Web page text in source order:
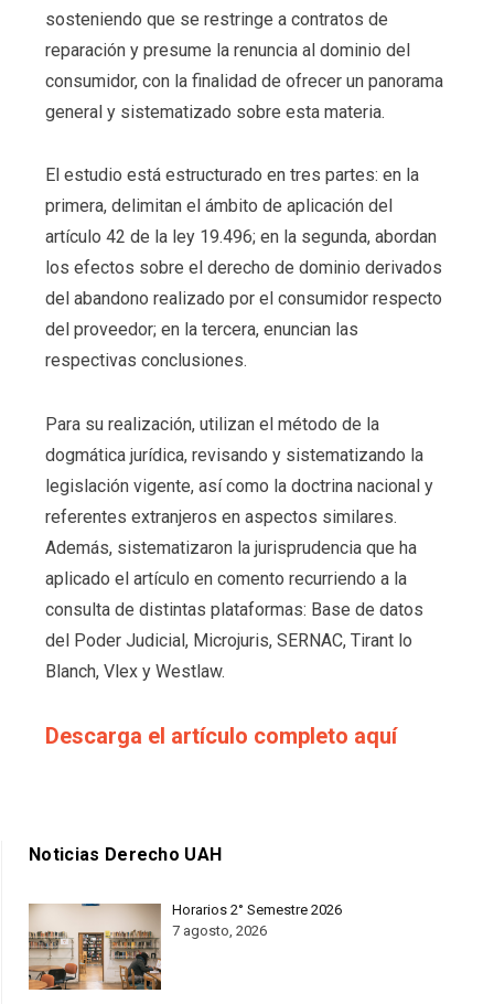
sosteniendo que se restringe a contratos de
reparación y presume la renuncia al dominio del
consumidor, con la finalidad de ofrecer un panorama
general y sistematizado sobre esta materia.
El estudio está estructurado en tres partes: en la
primera, delimitan el ámbito de aplicación del
artículo 42 de la ley 19.496; en la segunda, abordan
los efectos sobre el derecho de dominio derivados
del abandono realizado por el consumidor respecto
del proveedor; en la tercera, enuncian las
respectivas conclusiones.
Para su realización, utilizan el método de la
dogmática jurídica, revisando y sistematizando la
legislación vigente, así como la doctrina nacional y
referentes extranjeros en aspectos similares.
Además, sistematizaron la jurisprudencia que ha
aplicado el artículo en comento recurriendo a la
consulta de distintas plataformas: Base de datos
del Poder Judicial, Microjuris, SERNAC, Tirant lo
Blanch, Vlex y Westlaw.
Descarga el artículo completo aquí
Noticias Derecho UAH
Horarios 2° Semestre 2026
7 agosto, 2026